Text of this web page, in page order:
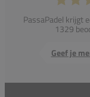
PassaPadel krijgt
1329
Geef je